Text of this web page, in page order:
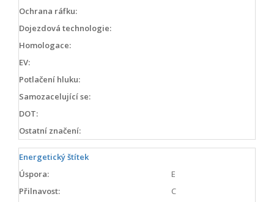
Ochrana ráfku:
Dojezdová technologie:
Homologace:
EV:
Potlačení hluku:
Samozacelující se:
DOT:
Ostatní značení:
Energetický štítek
Úspora:
E
Přilnavost:
C